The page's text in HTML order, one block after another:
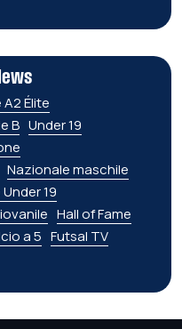
A2 Élite
B Under 19
Nazionale maschile
19
Hall of Fame
a 5 Futsal TV